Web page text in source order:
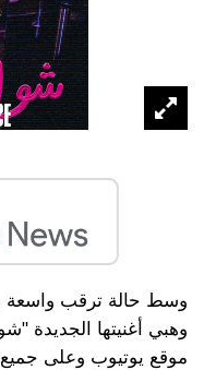
وسط حالة ترقب واسعة
وهبي أغنيتها الجديدة
موقع يوتيوب وعلى جميع